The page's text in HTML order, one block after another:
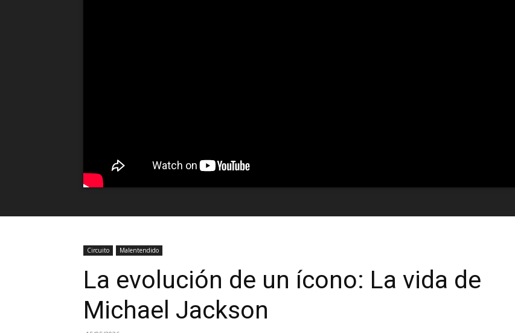
Circuito Malentendido
La evolución de un ícono: La vida de
Michael Jackson